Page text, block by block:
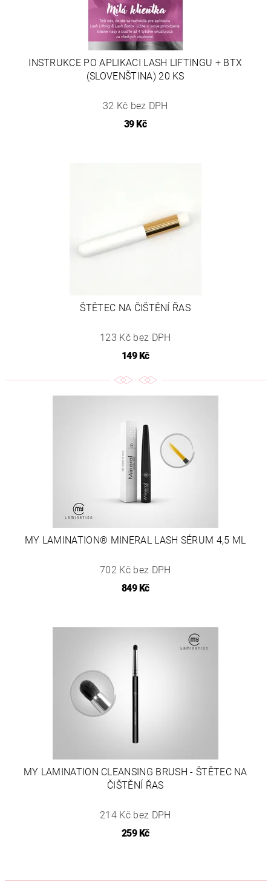
INSTRUKCE PO APLIKACI LASH LIFTINGU + BTX
(SLOVENŠTINA) 20 KS
32 Kč bez DPH
39 Kč
ŠTĚTEC NA ČIŠTĚNÍ ŘAS
123 Kč bez DPH
149 Kč
MY LAMINATION® MINERAL LASH SÉRUM 4,5 ML
702 Kč bez DPH
849 Kč
MY LAMINATION CLEANSING BRUSH - ŠTĚTEC NA
ČIŠTĚNÍ ŘAS
214 Kč bez DPH
259 Kč